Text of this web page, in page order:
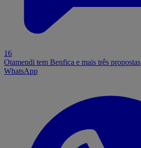
16
Otamendi tem Benfica e mais três propostas
WhatsApp